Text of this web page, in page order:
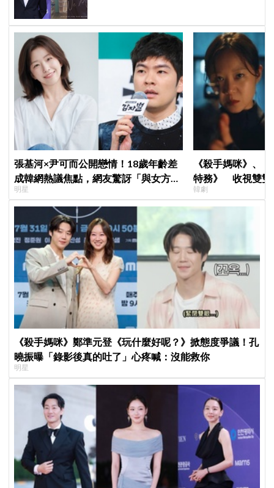
張基河×尹可而公開戀情！18歲年齡差
成韓網熱議焦點，網友驚訝「與女方媽
媽僅差5歲」
明星
《殺手媽咪》、
特務》 收視雙雙
高！
韓劇
《殺手媽咪》鄭準元登《玩什麼好呢？》掀態度爭議！孔
曉振曝「錄影後真的吐了」心疼喊：沒能救你
明星